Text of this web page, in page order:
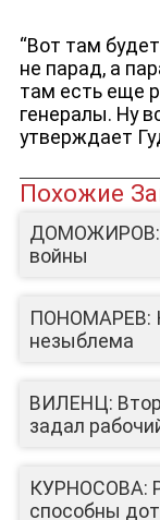
“Вот там
не парад, а
там есть еще
генералы. Ну
утверждает
Похожие
ДОМОЖИРОВ:
войны
ПОНОМАРЕВ:
незыблема
ВИЛЕНЦ:
задал
КУРНОСОВА:
способны